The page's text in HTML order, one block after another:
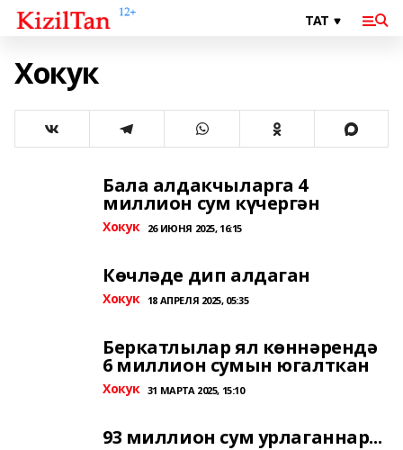
Хокук
Бала алдакчыларга 4
миллион сум күчергән
Хокук 26 ИЮНЯ 2025, 16:15
Көчләде дип алдаган
Хокук 18 АПРЕЛЯ 2025, 05:35
Беркатлылар ял көннәрендә
6 миллион сумын югалткан
Хокук 31 МАРТА 2025, 15:10
93 миллион сум урлаганнар...